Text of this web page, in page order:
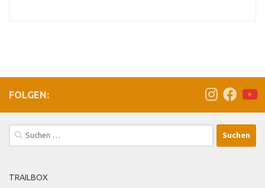
FOLGEN:
Suchen
nach:
TRAILBOX